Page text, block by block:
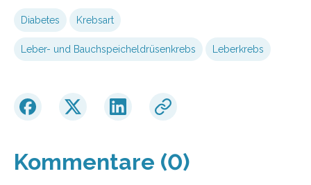
Diabetes Krebsart
Leber- und Bauchspeicheldrüsenkrebs Leberkrebs
Kommentare (0)